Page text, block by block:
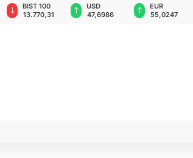
BIST 100
13.770,31
USD
47,6986
EUR
55,0247